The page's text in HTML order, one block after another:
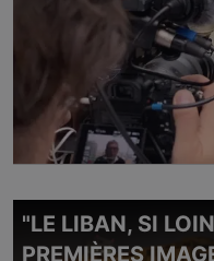
"LE LIBAN, SI
PREMIÈRES